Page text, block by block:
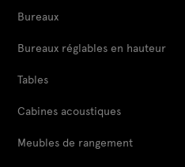
Bureaux
Bureaux réglables en hauteur
Tables
Cabines acoustiques
Meubles de rangement